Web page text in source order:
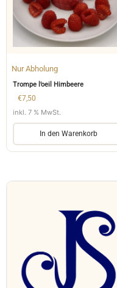
Nur Abholung
Trompe l’oeil Himbeere
€7,50
inkl. 7 % MwSt.
In den Warenkorb